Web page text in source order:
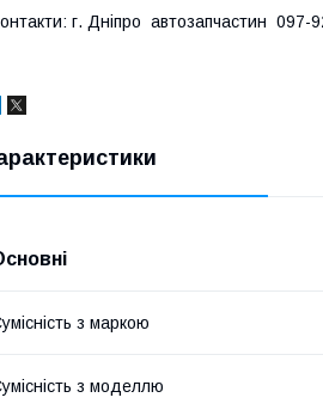
г. Дніпро автозапчастин 097-
з маркою
з моделлю